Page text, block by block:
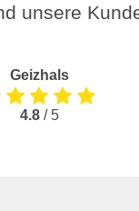
unsere
Geizhals
4.8/ 5